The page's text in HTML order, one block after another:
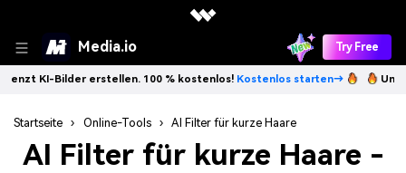
Media.io Try Free
erstellen. 100 % kostenlos! Kostenlos starten→ Unbegrenzt
Startseite › Online-Tools › AI Filter für kurze Haare
AI Filter für kurze Haare -